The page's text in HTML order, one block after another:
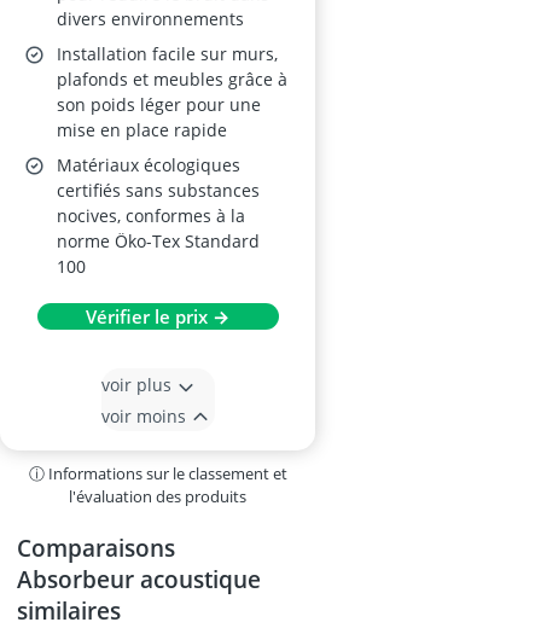
divers environnements
Installation facile sur murs,
plafonds et meubles grâce à
son poids léger pour une
mise en place rapide
Matériaux écologiques
certifiés sans substances
nocives, conformes à la
norme Öko-Tex Standard
100
Vérifier le prix →
voir plus
voir moins
ⓘ Informations sur le classement et
l'évaluation des produits
Comparaisons
Absorbeur acoustique
similaires